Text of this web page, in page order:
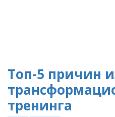
Топ-5 причин
тренинга